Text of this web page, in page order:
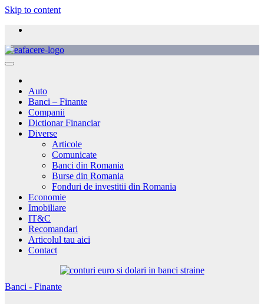
Skip to content
Auto
Banci – Finante
Companii
Dictionar Financiar
Diverse
Articole
Comunicate
Banci din Romania
Burse din Romania
Fonduri de investitii din Romania
Economie
Imobiliare
IT&C
Recomandari
Articolul tau aici
Contact
Banci - Finante